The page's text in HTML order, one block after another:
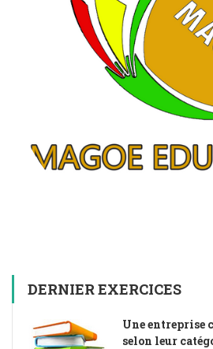
DERNIER EXERCICES
Une entreprise
selon leur